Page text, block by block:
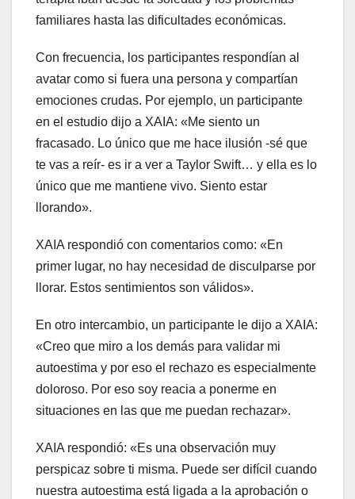
familiares hasta las dificultades económicas.
Con frecuencia, los participantes respondían al
avatar como si fuera una persona y compartían
emociones crudas. Por ejemplo, un participante
en el estudio dijo a XAIA: «Me siento un
fracasado. Lo único que me hace ilusión -sé que
te vas a reír- es ir a ver a Taylor Swift… y ella es lo
único que me mantiene vivo. Siento estar
llorando».
XAIA respondió con comentarios como: «En
primer lugar, no hay necesidad de disculparse por
llorar. Estos sentimientos son válidos».
En otro intercambio, un participante le dijo a XAIA:
«Creo que miro a los demás para validar mi
autoestima y por eso el rechazo es especialmente
doloroso. Por eso soy reacia a ponerme en
situaciones en las que me puedan rechazar».
XAIA respondió: «Es una observación muy
perspicaz sobre ti misma. Puede ser difícil cuando
nuestra autoestima está ligada a la aprobación o